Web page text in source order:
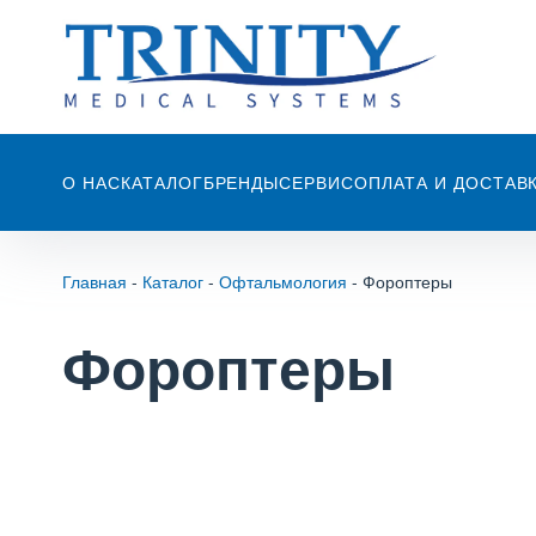
О НАСКАТАЛОГБРЕНДЫСЕРВИСОПЛАТА И
Главная - Каталог - Офтальмология - Фороптеры
Фороптеры